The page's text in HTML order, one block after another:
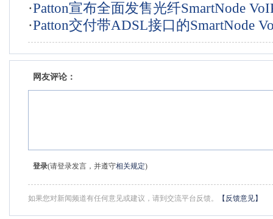
上市时间
·Patton宣布全面发售光纤SmartNode
由器IAD
·Patton交付带ADSL接口的SmartNode
网友评论：
登录(请登录发言，并遵守相关规定)
如果您对新闻频道有任何意见或建议，请到交流平台反馈。 【反馈意见】